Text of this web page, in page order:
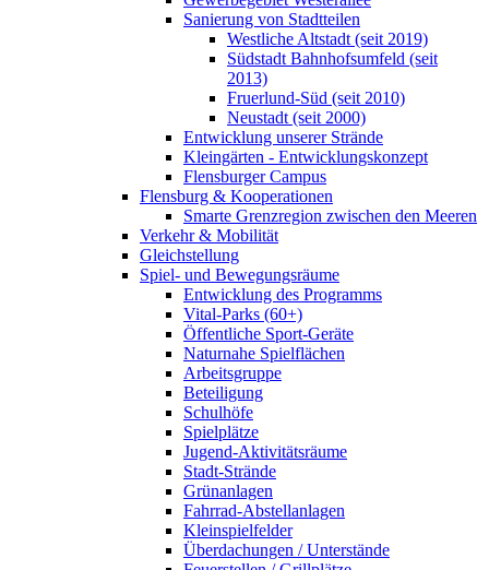
Sanierung von Stadtteilen
Westliche Altstadt (seit 2019)
Südstadt Bahnhofsumfeld (seit
2013)
Fruerlund-Süd (seit 2010)
Neustadt (seit 2000)
Entwicklung unserer Strände
Kleingärten - Entwicklungskonzept
Flensburger Campus
Flensburg & Kooperationen
Smarte Grenzregion zwischen den Meeren
Verkehr & Mobilität
Gleichstellung
Spiel- und Bewegungsräume
Entwicklung des Programms
Vital-Parks (60+)
Öffentliche Sport-Geräte
Naturnahe Spielflächen
Arbeitsgruppe
Beteiligung
Schulhöfe
Spielplätze
Jugend-Aktivitätsräume
Stadt-Strände
Grünanlagen
Fahrrad-Abstellanlagen
Kleinspielfelder
Überdachungen / Unterstände